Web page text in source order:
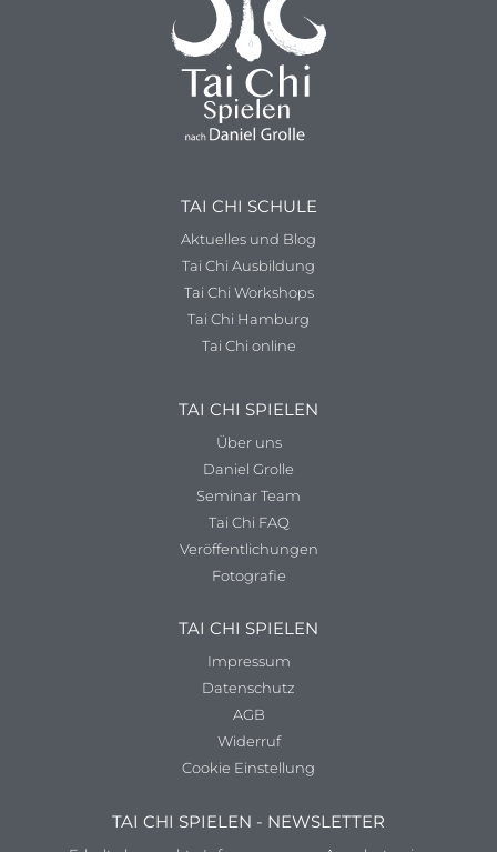
TAI CHI SCHULE
Aktuelles und Blog
Tai Chi Ausbildung
Tai Chi Workshops
Tai Chi Hamburg
Tai Chi online
TAI CHI SPIELEN
Über uns
Daniel Grolle
Seminar Team
Tai Chi FAQ
Veröffentlichungen
Fotografie
TAI CHI SPIELEN
Impressum
Datenschutz
AGB
Widerruf
Cookie Einstellung
TAI CHI SPIELEN - NEWSLETTER